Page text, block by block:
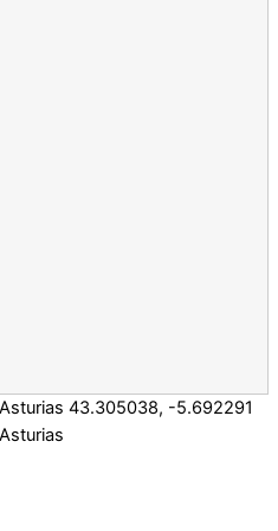
43.305038, -5.692291